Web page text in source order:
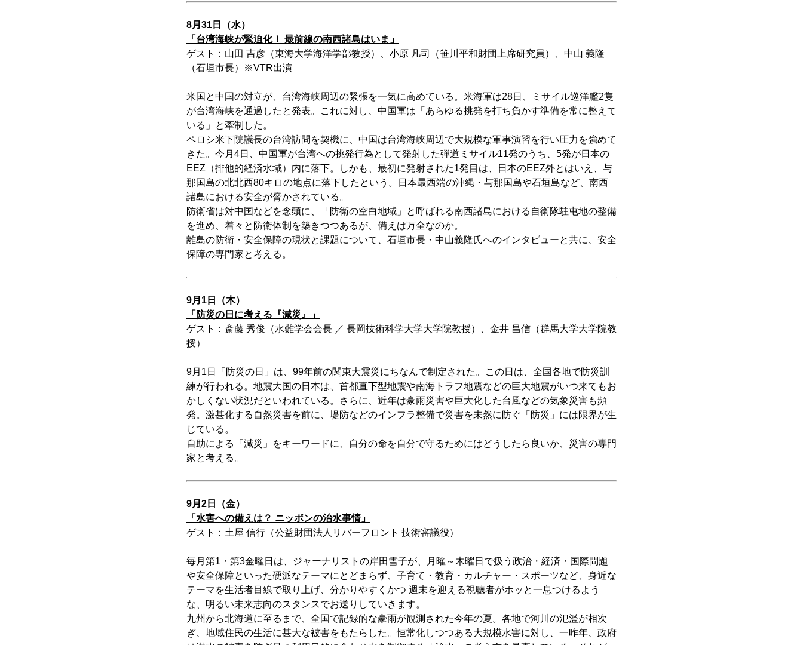
8月31日（水）
「台湾海峡が緊迫化！ 最前線の南西諸島はいま」
ゲスト：山田 吉彦（東海大学海洋学部教授）、小原 凡司（笹川平和財団上席研究員）、中山 義隆
（石垣市長）※VTR出演
米国と中国の対立が、台湾海峡周辺の緊張を一気に高めている。米海軍は28日、ミサイル巡洋艦2隻
が台湾海峡を通過したと発表。これに対し、中国軍は「あらゆる挑発を打ち負かす準備を常に整えて
いる」と牽制した。
ペロシ米下院議長の台湾訪問を契機に、中国は台湾海峡周辺で大規模な軍事演習を行い圧力を強めて
きた。今月4日、中国軍が台湾への挑発行為として発射した弾道ミサイル11発のうち、5発が日本の
EEZ（排他的経済水域）内に落下。しかも、最初に発射された1発目は、日本のEEZ外とはいえ、与
那国島の北北西80キロの地点に落下したという。日本最西端の沖縄・与那国島や石垣島など、南西
諸島における安全が脅かされている。
防衛省は対中国などを念頭に、「防衛の空白地域」と呼ばれる南西諸島における自衛隊駐屯地の整備
を進め、着々と防衛体制を築きつつあるが、備えは万全なのか。
離島の防衛・安全保障の現状と課題について、石垣市長・中山義隆氏へのインタビューと共に、安全
保障の専門家と考える。
9月1日（木）
「防災の日に考える『減災』」
ゲスト：斎藤 秀俊（水難学会会長 ／ 長岡技術科学大学大学院教授）、金井 昌信（群馬大学大学院教
授）
9月1日「防災の日」は、99年前の関東大震災にちなんで制定された。この日は、全国各地で防災訓
練が行われる。地震大国の日本は、首都直下型地震や南海トラフ地震などの巨大地震がいつ来てもお
かしくない状況だといわれている。さらに、近年は豪雨災害や巨大化した台風などの気象災害も頻
発。激甚化する自然災害を前に、堤防などのインフラ整備で災害を未然に防ぐ「防災」には限界が生
じている。
自助による「減災」をキーワードに、自分の命を自分で守るためにはどうしたら良いか、災害の専門
家と考える。
9月2日（金）
「水害への備えは？ ニッポンの治水事情」
ゲスト：土屋 信行（公益財団法人リバーフロント 技術審議役）
毎月第1・第3金曜日は、ジャーナリストの岸田雪子が、月曜～木曜日で扱う政治・経済・国際問題
や安全保障といった硬派なテーマにとどまらず、子育て・教育・カルチャー・スポーツなど、身近な
テーマを生活者目線で取り上げ、分かりやすくかつ 週末を迎える視聴者がホッと一息つけるよう
な、明るい未来志向のスタンスでお送りしていきます。
九州から北海道に至るまで、全国で記録的な豪雨が観測された今年の夏。各地で河川の氾濫が相次
ぎ、地域住民の生活に甚大な被害をもたらした。恒常化しつつある大規模水害に対し、一昨年、政府